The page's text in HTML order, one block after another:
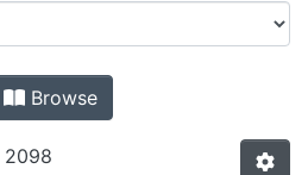
Author
Browse
2098